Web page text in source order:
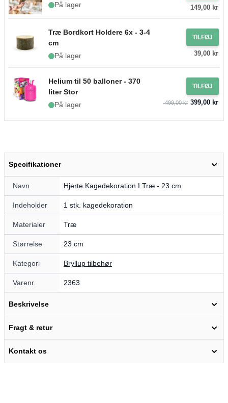
På lager
149,00 kr
Træ Bordkort Holdere 6x - 3-4
cm
På lager
TILFØJ
39,00 kr
Helium til 50 balloner - 370
liter Stor
På lager
TILFØJ
499,00 kr399,00 kr
Specifikationer
Navn Hjerte Kagedekoration I Træ - 23 cm
Indeholder 1 stk. kagedekoration
Materialer Træ
Størrelse 23 cm
Kategori Bryllup tilbehør
Varenr. 2363
Beskrivelse
Fragt & retur
Kontakt os